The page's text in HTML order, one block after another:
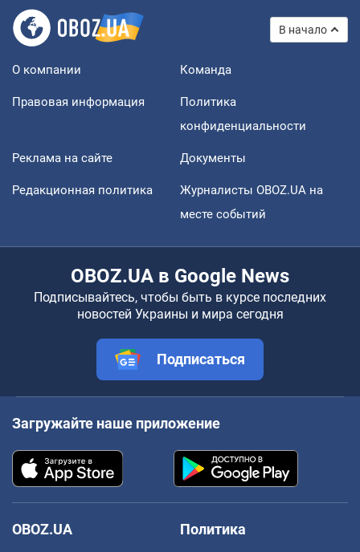
В начало
О компании Команда
Правовая информация
Политика
конфиденциальности
Реклама на сайте Документы
Редакционная политика
Журналисты OBOZ.UA на
месте событий
OBOZ.UA в Google News
Подписывайтесь, чтобы быть в курсе последних
новостей Украины и мира сегодня
Подписаться
Загружайте наше приложение
OBOZ.UA
Политика